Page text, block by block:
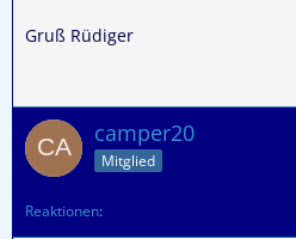
Gruß Rüdiger
camper20
Mitglied
Reaktionen